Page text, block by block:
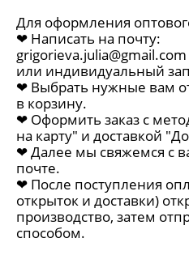
Для оформления
❤︎ Написать на почту:
grigorieva.julia@gmail.com
или индивидуальный
❤︎ Выбрать нужные вам
в корзину.
❤︎ Оформить заказ с
на карту" и доставкой
❤︎ Далее мы свяжемся с
почте.
❤︎ После поступления
открыток и доставки)
производство, затем
способом.